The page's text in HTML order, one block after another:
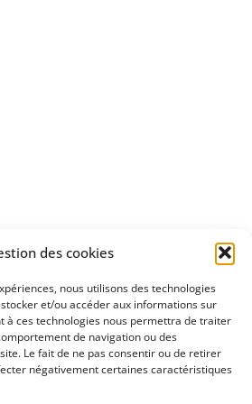
des cookies
nous utilisons des technologies
et/ou accéder aux informations sur
à ces technologies nous permettra de traiter
de navigation ou des
Le fait de ne pas consentir ou de retirer
négativement certaines caractéristiques